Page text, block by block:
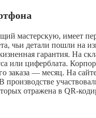
мастерскую, имеет
чьи детали пошли на
гарантия. На
или циферблата.
заказа — месяц. На
отражена в QR-